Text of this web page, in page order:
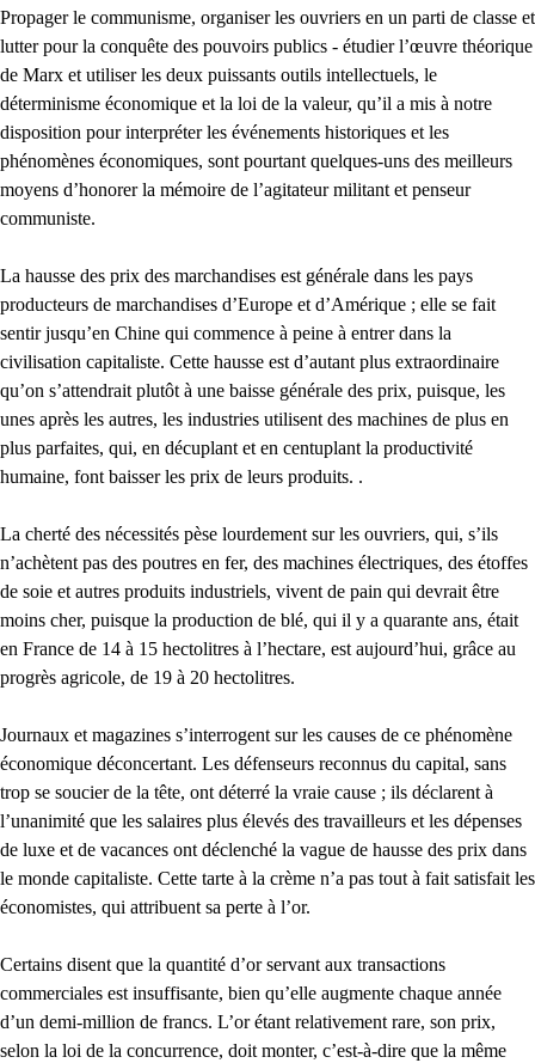
Propager le communisme, organiser les ouvriers en un parti de classe et
lutter pour la conquête des pouvoirs publics - étudier l’œuvre théorique
de Marx et utiliser les deux puissants outils intellectuels, le
déterminisme économique et la loi de la valeur, qu’il a mis à notre
disposition pour interpréter les événements historiques et les
phénomènes économiques, sont pourtant quelques-uns des meilleurs
moyens d’honorer la mémoire de l’agitateur militant et penseur
communiste.
La hausse des prix des marchandises est générale dans les pays
producteurs de marchandises d’Europe et d’Amérique ; elle se fait
sentir jusqu’en Chine qui commence à peine à entrer dans la
civilisation capitaliste. Cette hausse est d’autant plus extraordinaire
qu’on s’attendrait plutôt à une baisse générale des prix, puisque, les
unes après les autres, les industries utilisent des machines de plus en
plus parfaites, qui, en décuplant et en centuplant la productivité
humaine, font baisser les prix de leurs produits. .
La cherté des nécessités pèse lourdement sur les ouvriers, qui, s’ils
n’achètent pas des poutres en fer, des machines électriques, des étoffes
de soie et autres produits industriels, vivent de pain qui devrait être
moins cher, puisque la production de blé, qui il y a quarante ans, était
en France de 14 à 15 hectolitres à l’hectare, est aujourd’hui, grâce au
progrès agricole, de 19 à 20 hectolitres.
Journaux et magazines s’interrogent sur les causes de ce phénomène
économique déconcertant. Les défenseurs reconnus du capital, sans
trop se soucier de la tête, ont déterré la vraie cause ; ils déclarent à
l’unanimité que les salaires plus élevés des travailleurs et les dépenses
de luxe et de vacances ont déclenché la vague de hausse des prix dans
le monde capitaliste. Cette tarte à la crème n’a pas tout à fait satisfait les
économistes, qui attribuent sa perte à l’or.
Certains disent que la quantité d’or servant aux transactions
commerciales est insuffisante, bien qu’elle augmente chaque année
d’un demi-million de francs. L’or étant relativement rare, son prix,
selon la loi de la concurrence, doit monter, c’est-à-dire que la même